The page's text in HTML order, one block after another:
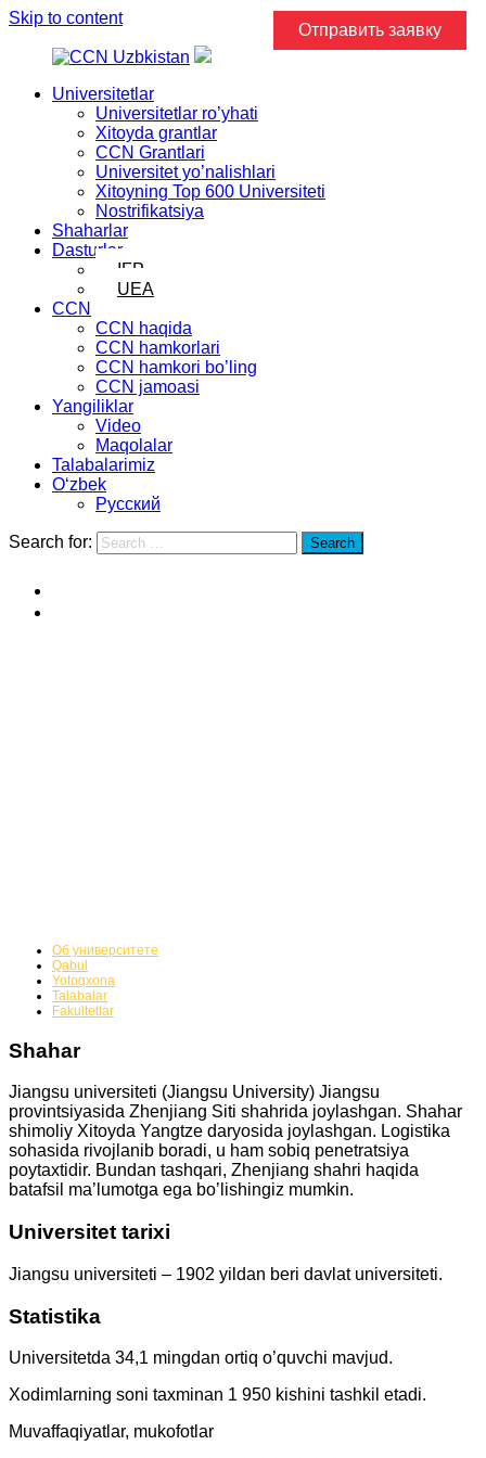
Skip to content
Universitetlar
Universitetlar ro’yhati
Xitoyda grantlar
CCN Grantlari
Universitet yo’nalishlari
Xitoyning Top 600 Universiteti
Nostrifikatsiya
Shaharlar
Dasturlar
IFP
UEA
CCN
CCN haqida
CCN hamkorlari
CCN hamkori bo’ling
CCN jamoasi
Yangiliklar
Video
Maqolalar
Talabalarimiz
Oʻzbek
Русский
Search for: Search
Отправить заявку
Об университете
Qabul
Yotoqxona
Talabalar
Fakultetlar
Shahar
Jiangsu universiteti (Jiangsu University) Jiangsu
provintsiyasida Zhenjiang Siti shahrida joylashgan. Shahar
shimoliy Xitoyda Yangtze daryosida joylashgan. Logistika
sohasida rivojlanib boradi, u ham sobiq penetratsiya
poytaxtidir. Bundan tashqari, Zhenjiang shahri haqida
batafsil ma’lumotga ega bo’lishingiz mumkin.
Universitet tarixi
Jiangsu universiteti – 1902 yildan beri davlat universiteti.
Statistika
Universitetda 34,1 mingdan ortiq o’quvchi mavjud.
Xodimlarning soni taxminan 1 950 kishini tashkil etadi.
Muvaffaqiyatlar, mukofotlar